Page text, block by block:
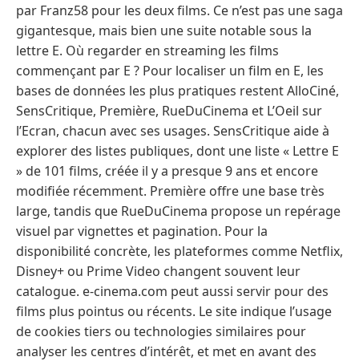
par Franz58 pour les deux films. Ce n’est pas une saga
gigantesque, mais bien une suite notable sous la
lettre E. Où regarder en streaming les films
commençant par E ? Pour localiser un film en E, les
bases de données les plus pratiques restent AlloCiné,
SensCritique, Première, RueDuCinema et L’Oeil sur
l’Ecran, chacun avec ses usages. SensCritique aide à
explorer des listes publiques, dont une liste « Lettre E
» de 101 films, créée il y a presque 9 ans et encore
modifiée récemment. Première offre une base très
large, tandis que RueDuCinema propose un repérage
visuel par vignettes et pagination. Pour la
disponibilité concrète, les plateformes comme Netflix,
Disney+ ou Prime Video changent souvent leur
catalogue. e-cinema.com peut aussi servir pour des
films plus pointus ou récents. Le site indique l’usage
de cookies tiers ou technologies similaires pour
analyser les centres d’intérêt, et met en avant des